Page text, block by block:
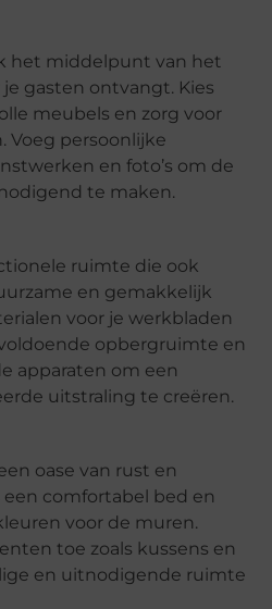
het middelpunt van het
gasten ontvangt. Kies
meubels en zorg voor
Voeg persoonlijke
en foto’s om de
te maken.
ruimte die ook
en gemakkelijk
voor je werkbladen
opbergruimte en
apparaten om een
uitstraling te creëren.
oase van rust en
comfortabel bed en
voor de muren.
toe zoals kussens en
en uitnodigende ruimte